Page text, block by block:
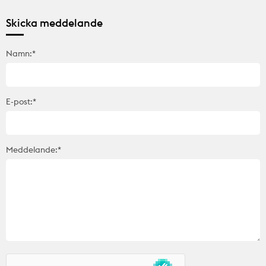
Skicka meddelande
Namn:*
E-post:*
Meddelande:*